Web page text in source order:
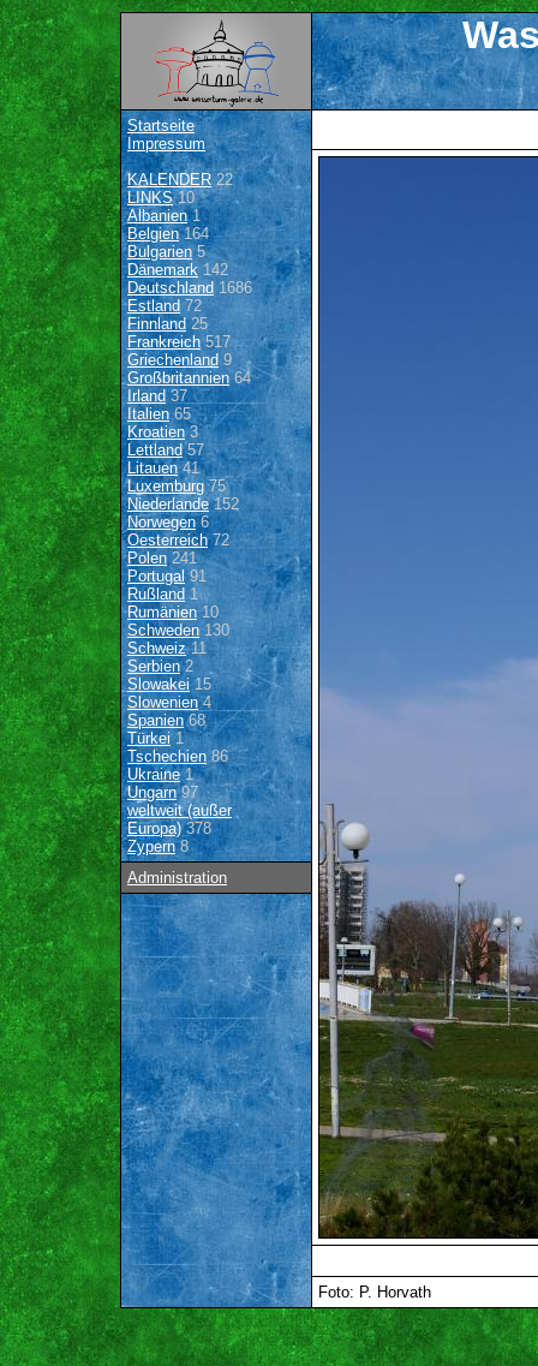
Startseite
Impressum
KALENDER22
LINKS10
Albanien1
Belgien164
Bulgarien 5
Dänemark142
Deutschland 1686
Estland 72
Finnland 25
Frankreich517
Griechenland9
Großbritannien64
Irland 37
Italien65
Kroatien3
Lettland57
Litauen41
Luxemburg 75
Niederlande152
Norwegen6
Oesterreich72
Polen 241
Portugal91
Rußland 1
Rumänien10
Schweden 130
Schweiz11
Serbien2
Slowakei15
Slowenien4
Spanien68
Türkei1
Tschechien 86
Ukraine1
Ungarn97
weltweit (außer
Europa)378
Zypern8
Administration
Foto: P. Horvath